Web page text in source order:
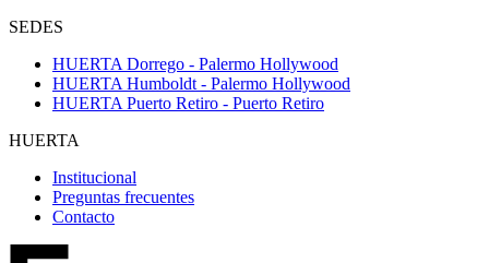
SEDES
HUERTA Dorrego - Palermo Hollywood
HUERTA Humboldt - Palermo Hollywood
HUERTA Puerto Retiro - Puerto Retiro
HUERTA
Institucional
Preguntas frecuentes
Contacto